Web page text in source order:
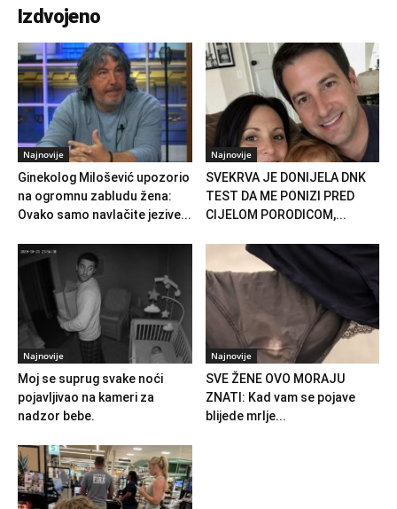
Izdvojeno
Najnovije
Ginekolog Milošević upozorio
na ogromnu zabludu žena:
Ovako samo navlačite jezive...
Najnovije
SVEKRVA JE DONIJELA DNK
TEST DA ME PONIZI PRED
CIJELOM PORODICOM,...
Najnovije
Moj se suprug svake noći
pojavljivao na kameri za
nadzor bebe.
Najnovije
SVE ŽENE OVO MORAJU
ZNATI: Kad vam se pojave
blijede mrlje...